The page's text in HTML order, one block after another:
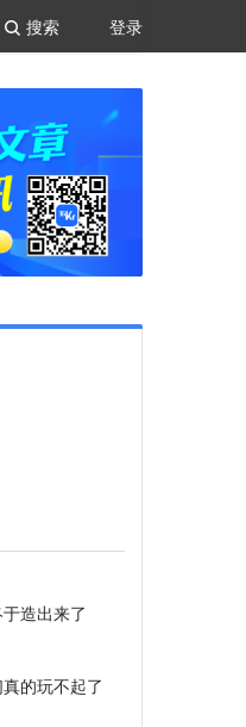
登录
搜索
造出来了
的玩不起了